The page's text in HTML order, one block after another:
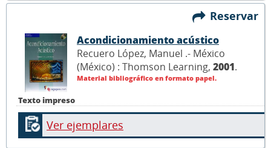
Reservar
Texto impreso
Acondicionamiento acústico
Recuero López, Manuel .- México
(México) : Thomson Learning, 2001.
Material bibliográfico en formato papel.
Ver ejemplares